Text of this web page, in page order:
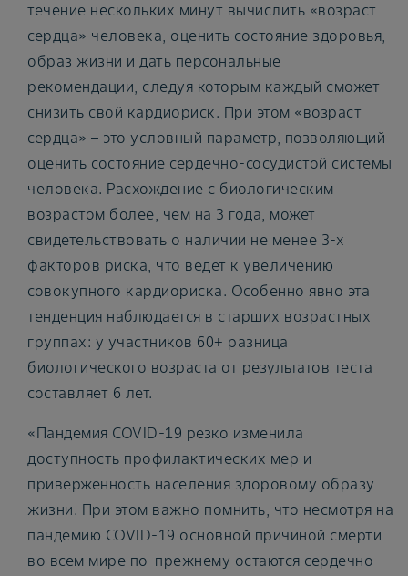
течение нескольких минут вычислить «возраст
сердца» человека, оценить состояние здоровья,
образ жизни и дать персональные
рекомендации, следуя которым каждый сможет
снизить свой кардиориск. При этом «возраст
сердца» – это условный параметр, позволяющий
оценить состояние сердечно-сосудистой системы
человека. Расхождение с биологическим
возрастом более, чем на 3 года, может
свидетельствовать о наличии не менее 3-х
факторов риска, что ведет к увеличению
совокупного кардиориска. Особенно явно эта
тенденция наблюдается в старших возрастных
группах: у участников 60+ разница
биологического возраста от результатов теста
составляет 6 лет.
«Пандемия COVID-19 резко изменила
доступность профилактических мер и
приверженность населения здоровому образу
жизни. При этом важно помнить, что несмотря на
пандемию COVID-19 основной причиной смерти
во всем мире по-прежнему остаются сердечно-